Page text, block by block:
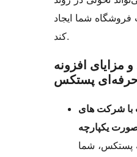
شما ایجاد
کند.
و مزایای افزونه
پستکس
با شرکت های
یکپارچه
پستکس، شما